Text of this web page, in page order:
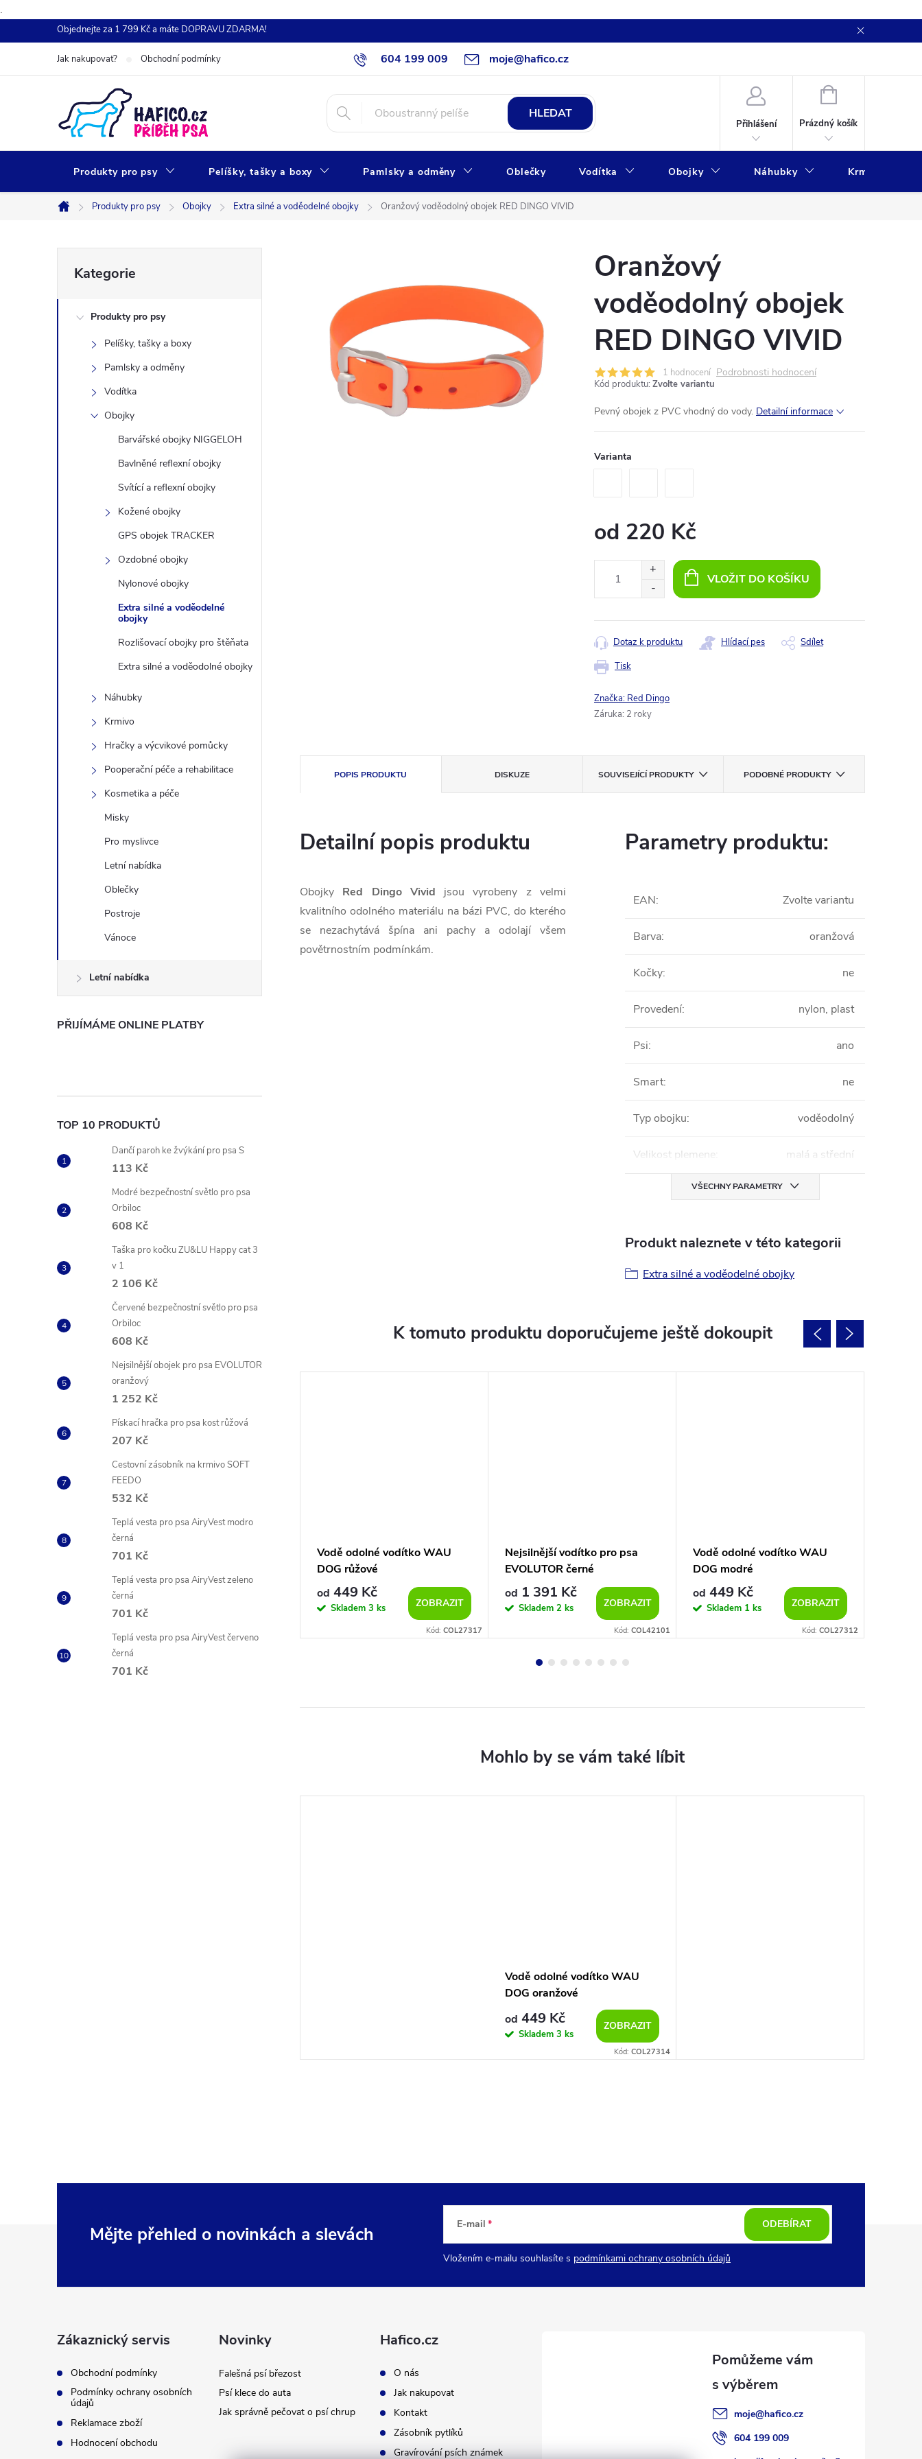
.
na
Objednejte za 1 799 Kč a máte DOPRAVU ZDARMA!
604 199 009 moje@hafico.cz
Jak nakupovat? Obchodní podmínky
HLEDAT
Přihlášení
NÁKUPNÍ
Prázdný košík
Produkty pro psy Pelíšky, tašky a boxy Pamlsky a odměny Oblečky Vodítka Obojky Náhubky Krmivo
Domů
Produkty pro psy Obojky Extra silné a voděodelné obojky Oranžový voděodolný obojek RED DINGO VIVID
o
kategorie
Kategorie
Produkty pro psy
Pelíšky, tašky a boxy
Pamlsky a odměny
Vodítka
Obojky
Barvářské obojky NIGGELOH
Bavlněné reflexní obojky
Svítící a reflexní obojky
Kožené obojky
GPS obojek TRACKER
Ozdobné obojky
Nylonové obojky
Extra silné a voděodelné
obojky
Rozlišovací obojky pro štěňata
Extra silné a voděodolné obojky
Náhubky
Krmivo
Hračky a výcvikové pomůcky
Pooperační péče a rehabilitace
Kosmetika a péče
Misky
Pro myslivce
Letní nabídka
Oblečky
Postroje
Vánoce
Letní nabídka
PŘIJÍMÁME ONLINE PLATBY
TOP 10 PRODUKTŮ
Dančí paroh ke žvýkání pro psa S
113 Kč
Modré bezpečnostní světlo pro psa
Orbiloc
608 Kč
Taška pro kočku ZU&LU Happy cat 3
v 1
2 106 Kč
Červené bezpečnostní světlo pro psa
Orbiloc
608 Kč
Nejsilnější obojek pro psa EVOLUTOR
oranžový
1 252 Kč
Pískací hračka pro psa kost růžová
207 Kč
Cestovní zásobník na krmivo SOFT
FEEDO
532 Kč
Teplá vesta pro psa AiryVest modro
černá
701 Kč
Teplá vesta pro psa AiryVest zeleno
černá
701 Kč
Teplá vesta pro psa AiryVest červeno
černá
701 Kč
Oranžový
voděodolný obojek
RED DINGO VIVID
1 hodnocení Podrobnosti hodnocení
Kód produktu: Zvolte variantu
Pevný obojek z PVC vhodný do vody. Detailní informace
Varianta
od 220 Kč
VLOŽIT DO KOŠÍKU
Tisk
Dotaz k produktu Hlídací pes Sdílet
Značka: Red Dingo
Záruka: 2 roky
POPIS PRODUKTU DISKUZE SOUVISEJÍCÍ PRODUKTY PODOBNÉ PRODUKTY
Detailní popis produktu
Obojky Red Dingo Vivid jsou vyrobeny z velmi
kvalitního odolného materiálu na bázi PVC, do kterého
se nezachytává špína ani pachy a odolají všem
povětrnostním podmínkám.
Parametry produktu:
EAN: Zvolte variantu
Barva: oranžová
Kočky: ne
Provedení: nylon, plast
Psi: ano
Smart: ne
Typ obojku: voděodolný
Velikost plemene: malá a střední
VŠECHNY PARAMETRY
Produkt naleznete v této kategorii
Extra silné a voděodelné obojky
K tomuto produktu doporučujeme ještě dokoupit
ZOBRAZIT
Vodě odolné vodítko WAU
od
Skladem
Vodě odolné vodítko WAU
DOG růžové
od 449 Kč
Skladem 3 ks ZOBRAZIT
Kód: COL27317
Nejsilnější vodítko pro psa
EVOLUTOR černé
od 1 391 Kč
Skladem 2 ks ZOBRAZIT
Kód: COL42101
Vodě odolné vodítko WAU
DOG modré
od 449 Kč
Skladem 1 ks ZOBRAZIT
Kód: COL27312
Vodě odolné vodítko WAU
DOG oranžové
od 449 Kč
Skladem 3 ks
ZOBRAZIT
Kód: COL27314
Mějte přehled o novinkách a slevách E-mail
Vložením e-mailu souhlasíte s podmínkami ochrany osobních údajů
ODEBÍRAT
Zákaznický servis
Obchodní podmínky
Podmínky ochrany osobních
údajů
Reklamace zboží
Hodnocení obchodu
Novinky
Falešná psí březost
Psí klece do auta
Jak správně pečovat o psí chrup
Hafico.cz
O nás
Jak nakupovat
Kontakt
Zásobník pytlíků
Gravírování psích známek
moje@hafico.cz
604 199 009